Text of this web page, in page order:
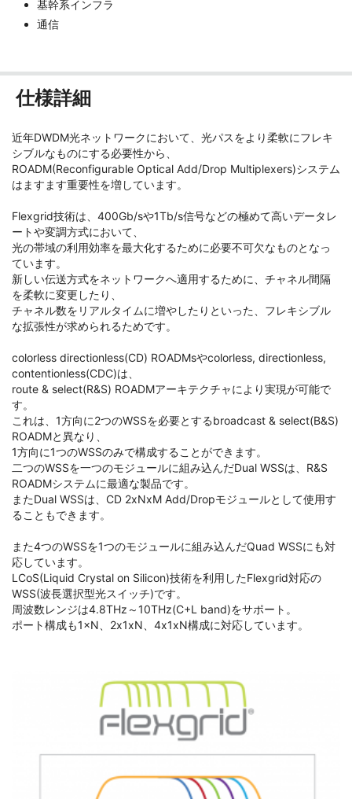
基幹系インフラ
通信
仕様詳細
近年DWDM光ネットワークにおいて、光パスをより柔軟にフレキ
シブルなものにする必要性から、
ROADM(Reconfigurable Optical Add/Drop Multiplexers)システム
はますます重要性を増しています。
Flexgrid技術は、400Gb/sや1Tb/s信号などの極めて高いデータレ
ートや変調方式において、
光の帯域の利用効率を最大化するために必要不可欠なものとなっ
ています。
新しい伝送方式をネットワークへ適用するために、チャネル間隔
を柔軟に変更したり、
チャネル数をリアルタイムに増やしたりといった、フレキシブル
な拡張性が求められるためです。
colorless directionless(CD) ROADMsやcolorless, directionless,
contentionless(CDC)は、
route & select(R&S) ROADMアーキテクチャにより実現が可能で
す。
これは、1方向に2つのWSSを必要とするbroadcast & select(B&S)
ROADMと異なり、
1方向に1つのWSSのみで構成することができます。
二つのWSSを一つのモジュールに組み込んだDual WSSは、R&S
ROADMシステムに最適な製品です。
またDual WSSは、CD 2xNxM Add/Dropモジュールとして使用す
ることもできます。
また4つのWSSを1つのモジュールに組み込んだQuad WSSにも対
応しています。
LCoS(Liquid Crystal on Silicon)技術を利用したFlexgrid対応の
WSS(波長選択型光スイッチ)です。
周波数レンジは4.8THz～10THz(C+L band)をサポート。
ポート構成も1×N、2x1xN、4x1xN構成に対応しています。